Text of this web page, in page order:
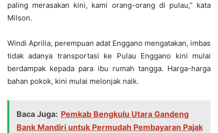
paling merasakan kini, kami orang-orang di pulau,” kata
Milson.
Windi Aprilia, perempuan adat Enggano mengatakan, imbas
tidak adanya transportasi ke Pulau Enggano kini mulai
berdampak kepada para ibu rumah tangga. Harga-harga
bahan pokok, kini mulai melonjak naik.
Baca Juga: Pemkab Bengkulu Utara Gandeng
Bank Mandiri untuk Permudah Pembayaran Pajak